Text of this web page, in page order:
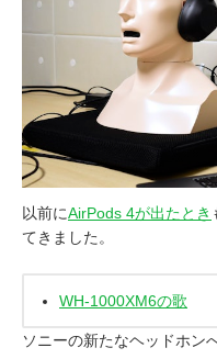
以前にAirPods 4が出たとき
てきました。
WH-1000XM6の歌
ソニーの新たなヘッドホン